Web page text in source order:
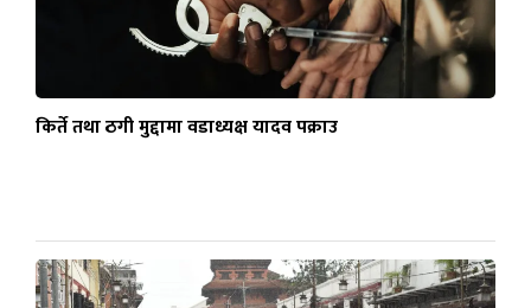
किर्ते तथा ठगी मुद्दामा वडाध्यक्ष यादव पक्राउ